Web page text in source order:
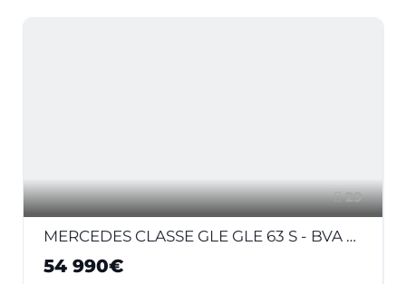
29
MERCEDES CLASSE GLE GLE 63 S - BVA 7G-Tronic Speedshift Plus - BM 166 AMG 4-Matic
54 990€